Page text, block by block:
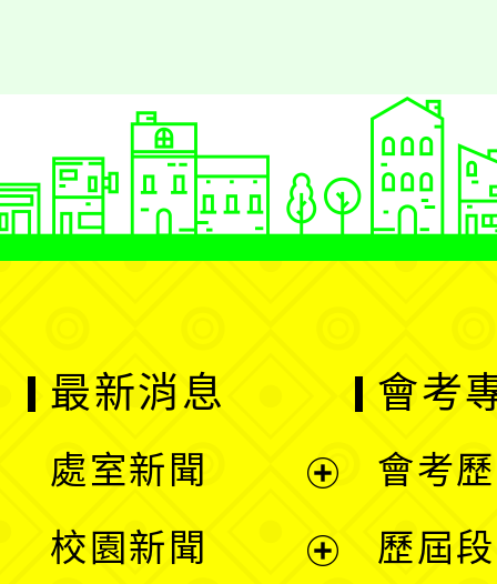
最新消息
處室新聞
校園新聞
會考
會考
歷屆